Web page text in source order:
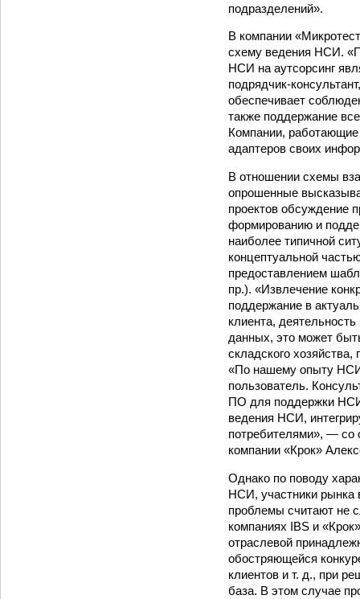
подразделений».
В компании
схему ведения НСИ.
НСИ на аутсорсинг
подрядчик-
обеспечивает
также поддержание
Компании,
адаптеров своих
В отношении схемы
опрошенные
проектов обсуждение
формированию и
наиболее типичной
концептуальной
предоставлением
пр.). «Извлечение
поддержание в
клиента,
данных, это может
складского
«По нашему опыту НСИ
пользователь.
ПО для поддержки
ведения НСИ,
потребителями», — со
компании «Крок»
Однако по поводу
НСИ, участники рынка
проблемы считают не
компаниях IBS и
отраслевой
обостряющейся
клиентов и т. д., при
база. В этом случае